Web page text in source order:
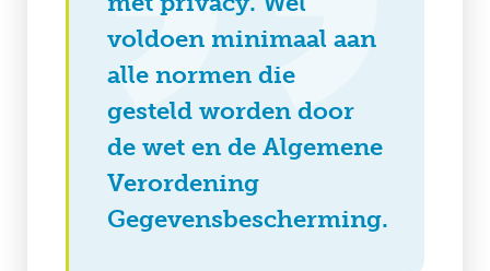
voldoen minimaal aan
alle normen die
gesteld worden door
de wet en de Algemene
Verordening
Gegevensbescherming.